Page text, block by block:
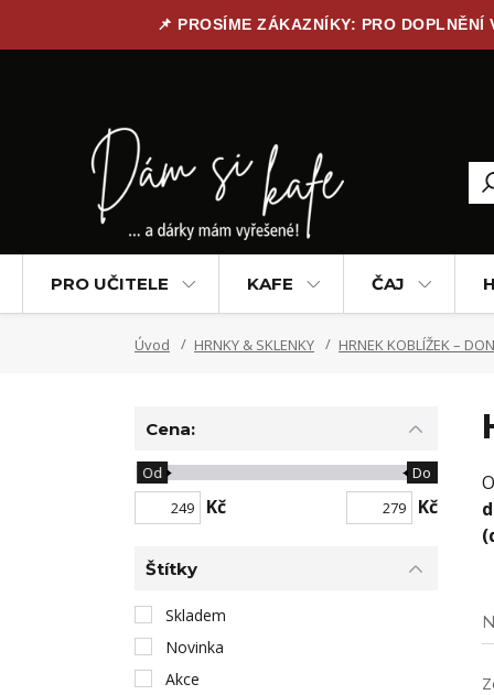
📌 PROSÍME ZÁKAZNÍKY: PRO
PRO UČITELE KAFE ČAJ
Úvod HRNKY & SKLENKY HRNEK KOBLÍŽEK –
Cena:
Kč
Od Do
Kč
Štítky
Skladem
Novinka
Akce